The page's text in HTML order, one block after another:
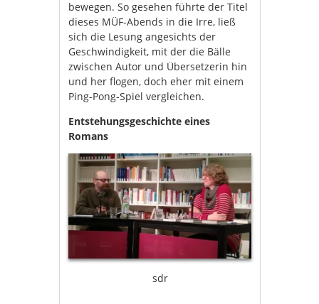
bewegen. So gesehen führte der Titel
dieses MÜF-Abends in die Irre, ließ
sich die Lesung angesichts der
Geschwindigkeit, mit der die Bälle
zwischen Autor und Übersetzerin hin
und her flogen, doch eher mit einem
Ping-Pong-Spiel vergleichen.
Entstehungsgeschichte eines
Romans
sdr